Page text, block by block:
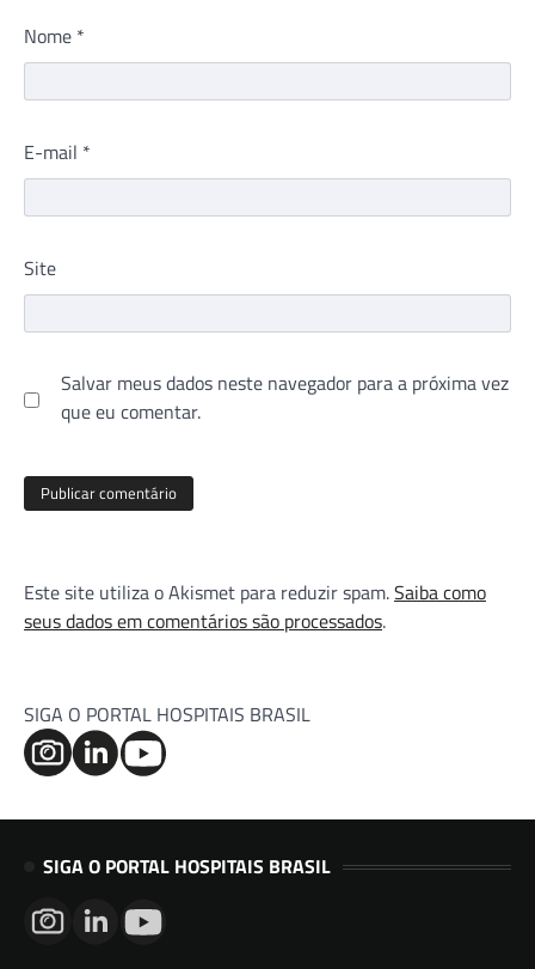
Nome *
E-mail *
Site
Salvar meus dados neste navegador para a próxima vez
que eu comentar.
Este site utiliza o Akismet para reduzir spam.Saiba como
seus dados em comentários são processados.
SIGA O PORTAL HOSPITAIS BRASIL
SIGA O PORTAL HOSPITAIS BRASIL